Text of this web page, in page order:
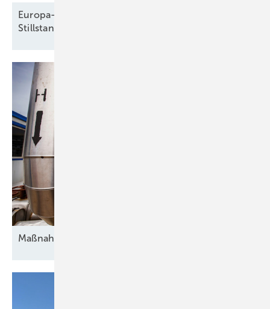
Europa-Windparkbau auf Vorjahresniveau –
Stillstand in Frankreich und
Maßnahmen gegen die